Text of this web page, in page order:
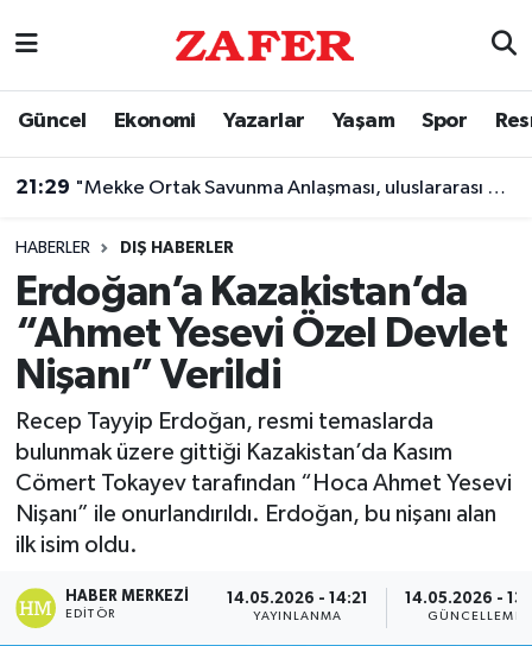
Güncel Ekonomi Yazarlar Yaşam Spor
21:29 "Mekke Ortak Savunma Anlaşması, uluslararası müttefiklik taahhütleriyle çelişmemektedir"
HABERLER DIŞ HABERLER
Erdoğan’a Kazakistan’da
“Ahmet Yesevi Özel Devlet
Nişanı” Verildi
Recep Tayyip Erdoğan, resmi temaslarda
bulunmak üzere gittiği Kazakistan’da Kasım
Cömert Tokayev tarafından “Hoca Ahmet Yesevi
Nişanı” ile onurlandırıldı. Erdoğan, bu nişanı alan
ilk isim oldu.
HABER MERKEZI
EDITÖR
14.05.2026 - 14:21
YAYINLANMA
14.05.2026 -
GÜNCELLEME
Nöbetçi Eczaneler
Trafik Durumu
Süper Lig Puan Durumu ve Fikstür
Tüm Manşetler
Son Dakika Haberleri
Haber Arşivi